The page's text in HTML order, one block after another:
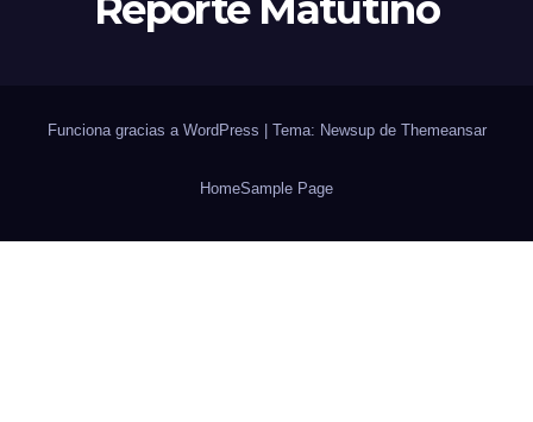
Funciona gracias a WordPress Tema: Newsup de Themeansar
HomeSample Page